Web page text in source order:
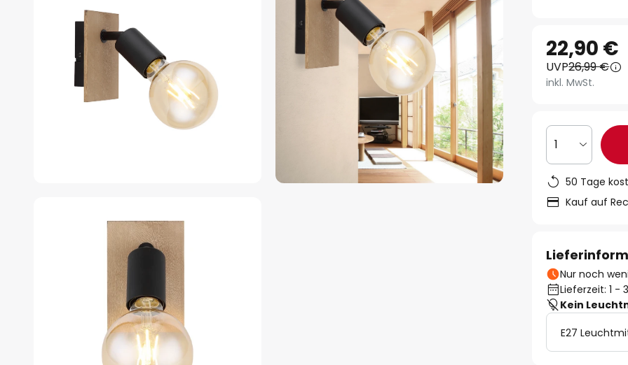
Bildgalerie
22,90 €
UVP26,99 €
inkl. MwSt.
1
50 Tage
Kauf auf
Nur noch
Lieferzeit: 1 -
Kein
E27